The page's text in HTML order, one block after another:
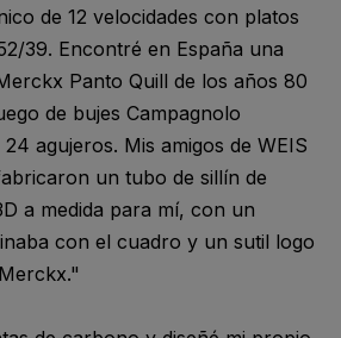
de 12 velocidades con platos
39. Encontré en España una
Panto Quill de los años 80
de bujes Campagnolo
agujeros. Mis amigos de WEIS
un tubo de sillín de
a medida para mí, con un
con el cuadro y un sutil logo